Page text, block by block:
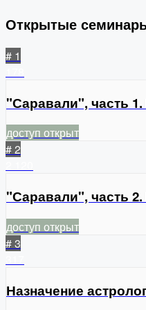
Открытые
# 1
"Саравали", часть
доступ открыт
# 2
"Саравали", часть
доступ открыт
# 3
Назначение